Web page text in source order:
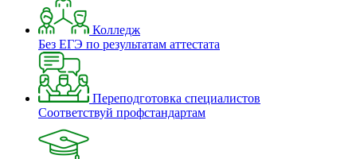
Колледж
Без ЕГЭ по результатам аттестата
Переподготовка специалистов
Соответствуй профстандартам